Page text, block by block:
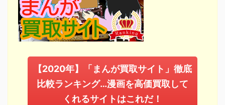
【2020年】「まんが買取サイト」徹底
比較ランキング…漫画を高価買取して
くれるサイトはこれだ！